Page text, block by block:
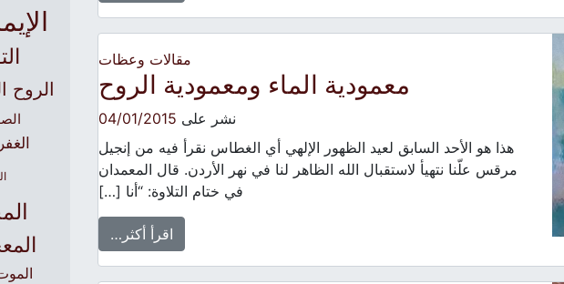
مقالات وعظات
معمودية الماء ومعمودية الروح
نشر على 04/01/2015
هذا هو الأحد السابق لعيد الظهور الإلهي أي الغطاس نقرأ فيه من إنجيل
مرقس علّنا نتهيأ لاستقبال الله الظاهر لنا في نهر الأردن. قال المعمدان
في ختام التلاوة: “أنا […]
اقرأ أكثر…
الروح